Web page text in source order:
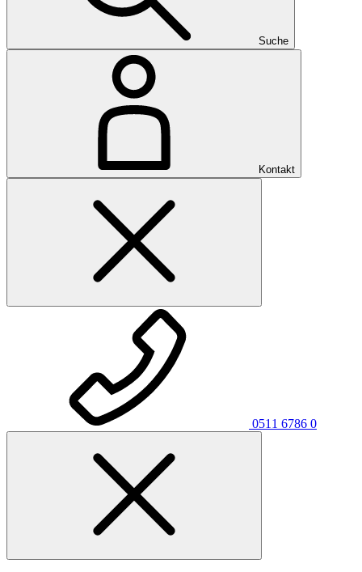
Suche
Kontakt
0511 6786 0